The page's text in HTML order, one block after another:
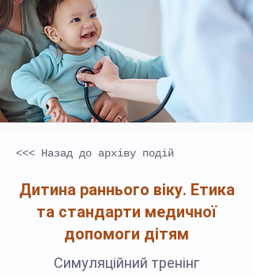
<<< Назад до архіву подій
Дитина раннього віку. Етика
та стандарти медичної
допомоги дітям
Симуляційний тренінг